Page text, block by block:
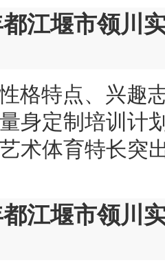
江堰市领川
格特点、兴趣
身定制培训计
术体育特长突
江堰市领川